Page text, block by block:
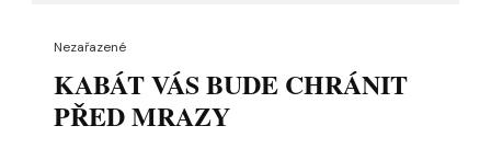
Nezařazené
KABÁT VÁS BUDE CHRÁNIT
PŘED MRAZY